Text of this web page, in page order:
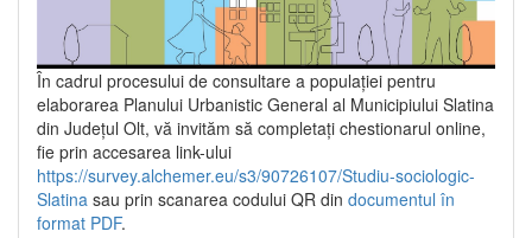
În cadrul procesului de consultare a populaţiei pentru
elaborarea Planului Urbanistic General al Municipiului Slatina
din Județul Olt, vă invităm să completați chestionarul online,
fie prin accesarea link-ului
https://survey.alchemer.eu/s3/90726107/Studiu-sociologic-
Slatina sau prin scanarea codului QR din documentul în
format PDF.